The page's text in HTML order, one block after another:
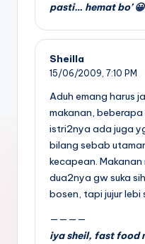
pasti… hemat bo’ 😀
Sheilla
15/06/2009, 7:10 PM
Aduh emang harus
makanan,
istri2nya ada juga
bilang sebab
kecapean.
dua2nya gw suka
bosen, tapi jujur lebi
————
iya sheil, fast food